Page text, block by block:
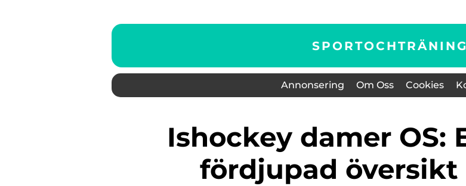
Annonsering Om Oss Cookies
Ishockey damer OS: En
fördjupad översikt